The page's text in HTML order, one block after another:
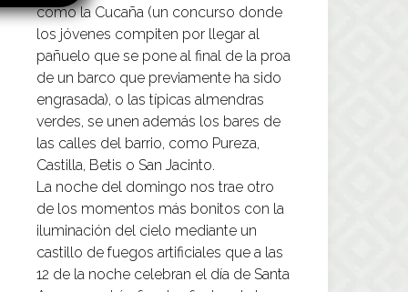
como la Cucaña (un concurso donde
los jóvenes compiten por llegar al
pañuelo que se pone al final de la proa
de un barco que previamente ha sido
engrasada), o las típicas almendras
verdes, se unen además los bares de
las calles del barrio, como Pureza,
Castilla, Betis o San Jacinto.
La noche del domingo nos trae otro
de los momentos más bonitos con la
iluminación del cielo mediante un
castillo de fuegos artificiales que a las
12 de la noche celebran el día de Santa